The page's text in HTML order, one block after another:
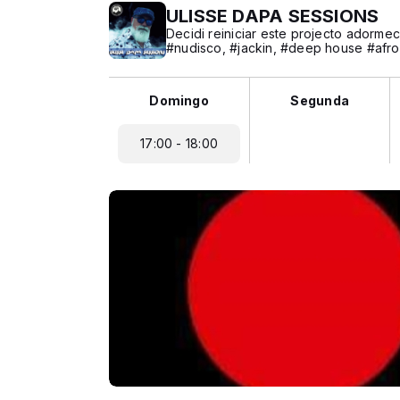
ULISSE DAPA SESSIONS
Decidi reiniciar este projecto
#nudisco, #jackin, #deep house
Domingo
17:00 - 18:00
Segunda